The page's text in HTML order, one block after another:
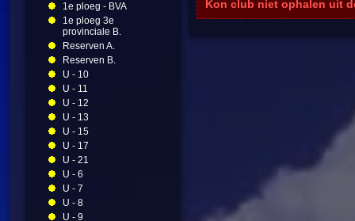
1e ploeg - BVA
1e ploeg 3e
provinciale B.
Reserven A.
Reserven B.
U - 10
U - 11
U - 12
U - 13
U - 15
U - 17
U - 21
U - 6
U - 7
U - 8
U - 9
Kon club niet ophalen uit